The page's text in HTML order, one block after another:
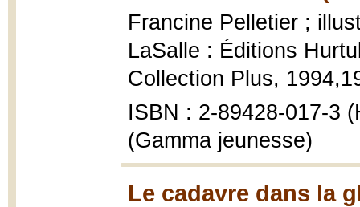
Francine Pelletier ;
LaSalle : Éditions
Collection Plus,
ISBN : 2-89428-017-3
(Gamma jeunesse)
Le cadavre dans la